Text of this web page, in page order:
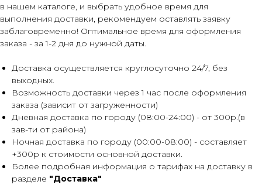
в нашем каталоге, и выбрать удобное время для
выполнения доставки, рекомендуем оставлять заявку
заблаговременно! Оптимальное время для оформления
заказа - за 1-2 дня до нужной даты.
Доставка осуществляется круглосуточно 24/7, без
выходных.
Возможность доставки через 1 час после оформления
заказа (зависит от загруженности)
Дневная доставка по городу (08:00-24:00) - от 300р.(в
зав-ти от района)
Ночная доставка по городу (00:00-08:00) - составляет
+300р к стоимости основной доставки.
Более подробная информация о тарифах на доставку в
разделе "Доставка"